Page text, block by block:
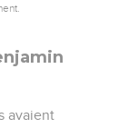
avaient